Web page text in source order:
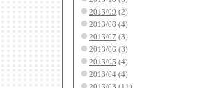
2013/09 (2)
2013/08 (4)
2013/07 (3)
2013/06 (3)
2013/05 (4)
2013/04 (4)